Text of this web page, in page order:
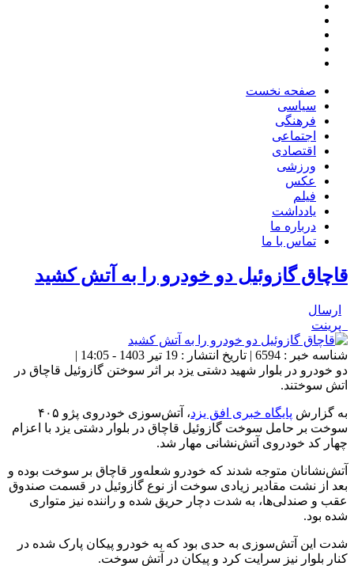
صفحه نخست
سیاسی
فرهنگی
اجتماعی
اقتصادی
ورزشی
عکس
فیلم
یادداشت
درباره ما
تماس با ما
قاچاق گازوئیل دو خودرو را به آتش کشید
ارسال
پرینت
شناسه خبر : 6594 | تاریخ انتشار : 19 تیر 1403 - 14:05 |
دو خودرو در بلوار شهید دشتی یزد بر اثر سوختن گازوئیل قاچاق در
اتش سوختند.
به گزارش پایگاه خبری افق یزد
، آتش‌سوزی خودروی پژو ۴۰۵
سوخت بر حامل سوخت گازوئیل قاچاق در بلوار دشتی یزد با اعزام
چهار کد خودروی آتش‌نشانی مهار شد.
آتش‌نشانان متوجه شدند که خودرو شعله‌ور قاچاق بر سوخت بوده و
بعد از نشت مقادیر زیادی سوخت از نوع گازوئیل در قسمت صندوق
عقب و صندلی‌ها، به شدت دچار حریق شده و راننده نیز متواری
شده بود.
شدت این آتش‌سوزی به حدی بود که به خودرو پیکان پارک شده در
کنار بلوار نیز سرایت کرد و پیکان در آتش سوخت.